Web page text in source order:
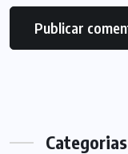
Categorias